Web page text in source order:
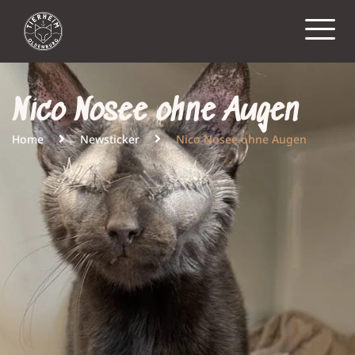
Nico Nosee ohne Augen
Home Newsticker Nico Nosee ohne Augen